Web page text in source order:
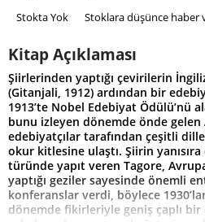
Stokta Yok Stoklara düşünce haber
Kitap Açıklaması
Şiirlerinden yaptığı çevirilerin
(Gitanjali, 1912) ardından bir
1913’te Nobel Edebiyat Ödülü’nü
bunu izleyen dönemde önde gelen
edebiyatçılar tarafından çeşitli
okur kitlesine ulaştı. Şiirin
türünde yapıt veren Tagore,
yaptığı geziler sayesinde önemli
konferanslar verdi, böylece
dönemde fikirleriyle geniş çaplı